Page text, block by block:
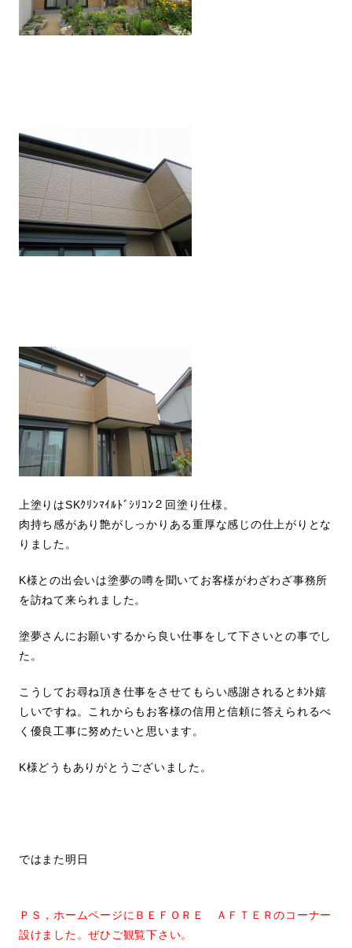
上塗りはSKｸﾘﾝﾏｲﾙﾄﾞｼﾘｺﾝ２回塗り仕様。
肉持ち感があり艶がしっかりある重厚な感じの仕上がりとな
りました。
K様との出会いは塗夢の噂を聞いてお客様がわざわざ事務所
を訪ねて来られました。
塗夢さんにお願いするから良い仕事をして下さいとの事でし
た。
こうしてお尋ね頂き仕事をさせてもらい感謝されるとﾎﾝﾄ嬉
しいですね。これからもお客様の信用と信頼に答えられるべ
く優良工事に努めたいと思います。
K様どうもありがとうございました。
ではまた明日
ＰＳ，ホームページにＢＥＦＯＲＥ ＡＦＴＥＲのコーナー
設けました。ぜひご観覧下さい。